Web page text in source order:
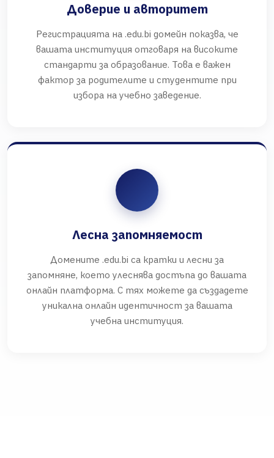
Доверие и авторитет
Регистрацията на .edu.bi домейн показва, че
вашата институция отговаря на високите
стандарти за образование. Това е важен
фактор за родителите и студентите при
избора на учебно заведение.
Лесна запомняемост
Домените .edu.bi са кратки и лесни за
запомняне, което улеснява достъпа до вашата
онлайн платформа. С тях можете да създадете
уникална онлайн идентичност за вашата
учебна институция.